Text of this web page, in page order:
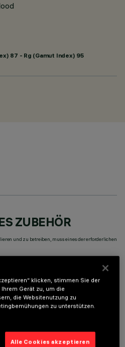
87 - Rg (Gamut Index) 95
ZUBEHÖR
und zu betreiben, muss eines der erforderlichen
klicken, stimmen Sie der
Gerät zu, um die
die Websitenutzung zu
zu unterstützen.
Alle Cookies akzeptieren